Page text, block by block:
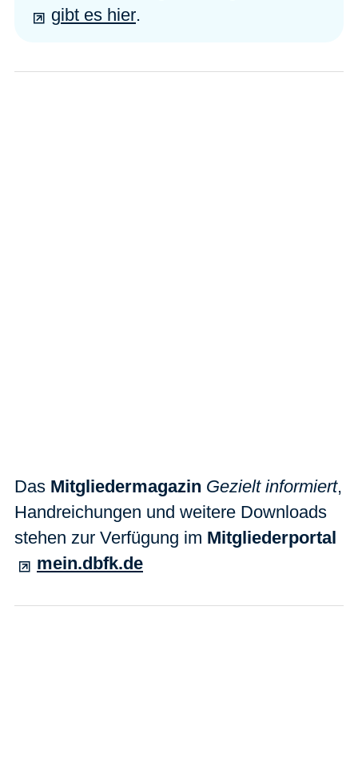
gibt es hier.
Das Mitgliedermagazin Gezielt informiert,
Handreichungen und weitere Downloads
stehen zur Verfügung im Mitgliederportal
mein.dbfk.de